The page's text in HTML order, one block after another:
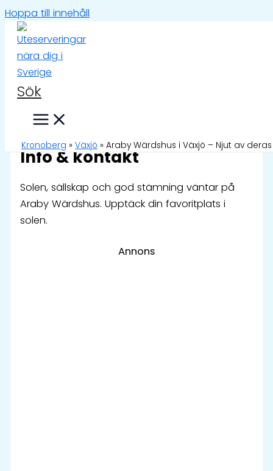
Hoppa till innehåll
Sök
Kronoberg » Växjö » Araby Wärdshus i Växjö – Njut av
Araby Wärdshus i Växjö –
Njut av deras uteservering |
Info & kontakt
Solen, sällskap och god stämning väntar på
Araby Wärdshus. Upptäck din favoritplats i
solen.
Annons